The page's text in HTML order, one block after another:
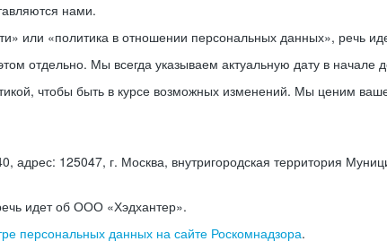
нами.
или «политика в отношении персональных данных», речь
отдельно. Мы всегда указываем актуальную дату в начале
чтобы быть в курсе возможных изменений. Мы ценим
125047, г. Москва, внутригородская территория
идет об ООО «Хэдхантер».
персональных данных на сайте Роскомнадзора.